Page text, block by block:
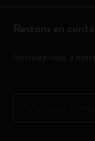
Restons en
Inscrivez-vous à